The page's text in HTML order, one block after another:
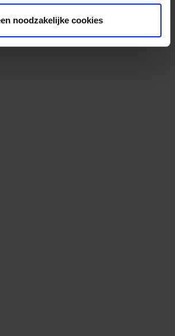
noodzakelijke cookies